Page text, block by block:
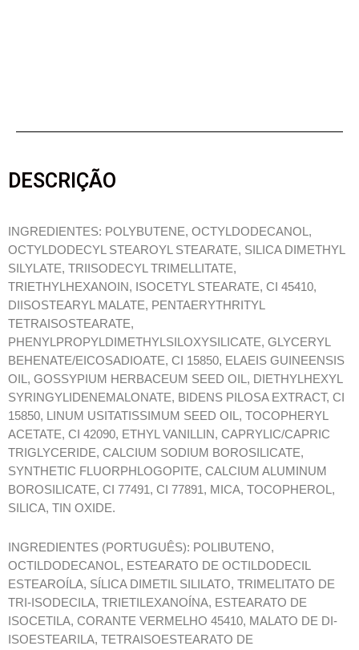
DESCRIÇÃO
INGREDIENTES: POLYBUTENE, OCTYLDODECANOL,
OCTYLDODECYL STEAROYL STEARATE, SILICA DIMETHYL
SILYLATE, TRIISODECYL TRIMELLITATE,
TRIETHYLHEXANOIN, ISOCETYL STEARATE, CI 45410,
DIISOSTEARYL MALATE, PENTAERYTHRITYL
TETRAISOSTEARATE,
PHENYLPROPYLDIMETHYLSILOXYSILICATE, GLYCERYL
BEHENATE/EICOSADIOATE, CI 15850, ELAEIS GUINEENSIS
OIL, GOSSYPIUM HERBACEUM SEED OIL, DIETHYLHEXYL
SYRINGYLIDENEMALONATE, BIDENS PILOSA EXTRACT, CI
15850, LINUM USITATISSIMUM SEED OIL, TOCOPHERYL
ACETATE, CI 42090, ETHYL VANILLIN, CAPRYLIC/CAPRIC
TRIGLYCERIDE, CALCIUM SODIUM BOROSILICATE,
SYNTHETIC FLUORPHLOGOPITE, CALCIUM ALUMINUM
BOROSILICATE, CI 77491, CI 77891, MICA, TOCOPHEROL,
SILICA, TIN OXIDE.
INGREDIENTES (PORTUGUÊS): POLIBUTENO,
OCTILDODECANOL, ESTEARATO DE OCTILDODECIL
ESTEAROÍLA, SÍLICA DIMETIL SILILATO, TRIMELITATO DE
TRI-ISODECILA, TRIETILEXANOÍNA, ESTEARATO DE
ISOCETILA, CORANTE VERMELHO 45410, MALATO DE DI-
ISOESTEARILA, TETRAISOESTEARATO DE